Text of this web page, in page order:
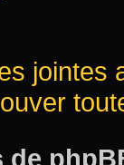
jointes
de